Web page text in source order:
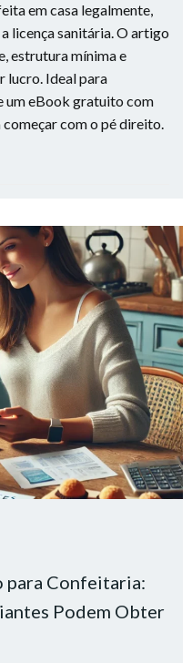
em casa legalmente,
licença sanitária. O artigo
estrutura mínima e
lucro. Ideal para
um eBook gratuito com
com o pé direito.
para Confeitaria:
Podem Obter